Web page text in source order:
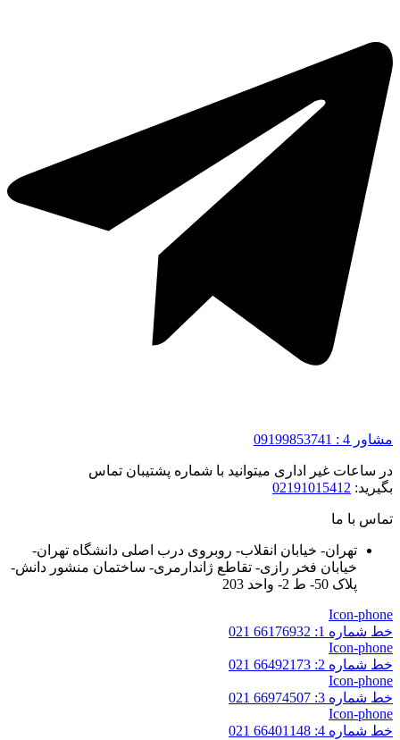
مشاور 4 : 09199853741
در ساعات غیر اداری میتوانید با شماره پشتیبان تماس
بگیرید: 02191015412
تماس با ما
تهران- خیابان انقلاب- روبروی درب اصلی دانشگاه تهران-
خیابان فخر رازی- تقاطع ژاندارمری- ساختمان منشور دانش-
پلاک 50- ط 2- واحد 203
Icon-phone
خط شماره 1: 66176932 021
Icon-phone
خط شماره 2: 66492173 021
Icon-phone
خط شماره 3: 66974507 021
Icon-phone
خط شماره 4: 66401148 021